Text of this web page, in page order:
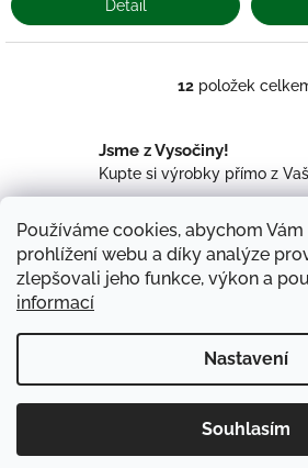
Používáme cookies, abychom
prohlížení webu a díky analýze
zlepšovali jeho funkce, výkon a
informací
Nastavení
Souhlasím
Veškeré maso můžeme vakuově zabalit - stačí
produkt vakuování - najdete ho v záložce
Detail
O
d
a
í
p
r
v
ý
p
i
12 položek
Jsme z Vysočiny!
Kupte si výrobky přímo z
Vyzvednutí u nás
Zastavte se u nás v Malči a
objednávku!
Zemědělské družstvo